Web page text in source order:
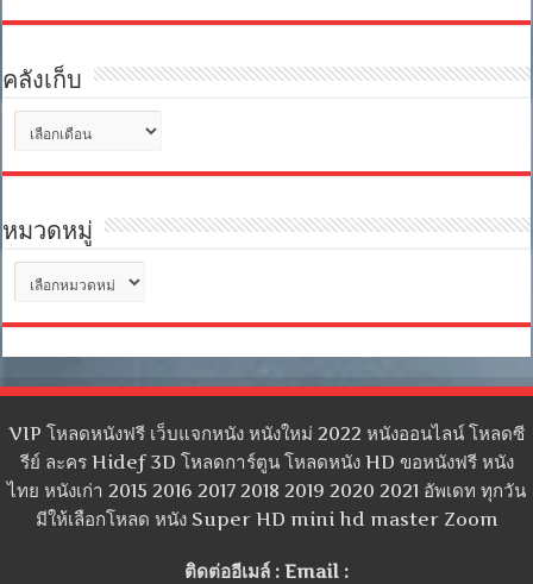
คลังเก็บ
เก็บ
หมวดหมู่
หมู่
VIP โหลดหนังฟรี เว็บแจกหนัง หนังใหม่ 2022 หนังออนไลน์ โหลดซี
รีย์ ละคร Hidef 3D โหลดการ์ตูน โหลดหนัง HD ขอหนังฟรี หนัง
ไทย หนังเก่า 2015 2016 2017 2018 2019 2020 2021 อัพเดท ทุกวัน
มีให้เลือกโหลด หนัง Super HD mini hd master Zoom
ติดต่ออีเมล์ : Email :